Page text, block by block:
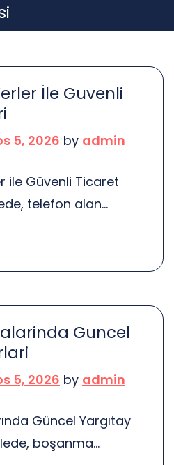
İle Guvenli
5, 2026 by admin
ile Güvenli Ticaret
telefon alan
noktalar ve
Güvenli
yollarından biri
bu yerlerde alışveriş
şart. Peki, neden
Guncel
5, 2026 by admin
Güncel Yargıtay
boşanma